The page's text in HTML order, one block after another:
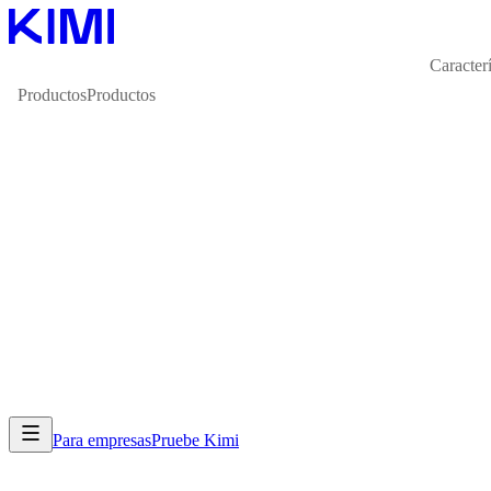
ProductosProductos
Para empresasPruebe Kimi